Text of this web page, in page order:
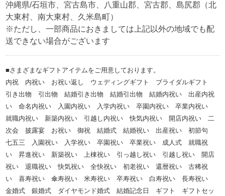
沖縄県/石垣市、宮古島市、八重山郡、宮古郡、島尻郡（北
大東村、南大東村、久米島町）
※ただし、一部商品におきましては上記以外の地域でも配
送できない場合がございます
■さまざまなギフトアイテムをご用意しております。
内祝 内祝い お祝い返し ウェディングギフト ブライダルギフト
引き出物 引出物 結婚引き出物 結婚引出物 結婚内祝い 出産内祝
い 命名内祝い 入園内祝い 入学内祝い 卒園内祝い 卒業内祝い
就職内祝い 新築内祝い 引越し内祝い 快気内祝い 開店内祝い 二
次会 披露宴 お祝い 御祝 結婚式 結婚祝い 出産祝い 初節句
七五三 入園祝い 入学祝い 卒園祝い 卒業祝い 成人式 就職祝
い 昇進祝い 新築祝い 上棟祝い 引っ越し祝い 引越し祝い 開店
祝い 退職祝い 快気祝い 全快祝い 初老祝い 還暦祝い 古稀祝
い 喜寿祝い 傘寿祝い 米寿祝い 卒寿祝い 白寿祝い 長寿祝い
金婚式 銀婚式 ダイヤモンド婚式 結婚記念日 ギフト ギフトセッ